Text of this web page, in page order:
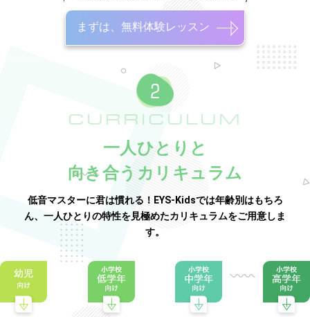
まずは、無料体験レッスン
CURRICULUM
一人ひとりと
向き合うカリキュラム
低音マスターに君は慣れる！EYS-Kidsでは年齢別はもちろ
ん、一人ひとりの特性を見極めたカリキュラムをご用意しま
す。